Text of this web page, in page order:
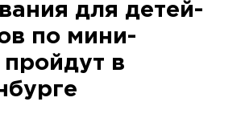
для детей-
по мини-
в